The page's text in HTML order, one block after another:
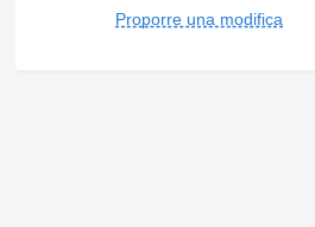
Proporre una modifica